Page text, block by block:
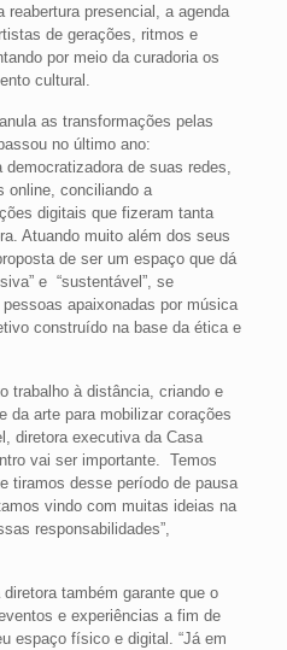
reabertura presencial, a agenda
de gerações, ritmos e
por meio da curadoria os
cultural.
as transformações pelas
no último ano:
de suas redes,
online, conciliando a
digitais que fizeram tanta
Atuando muito além dos seus
de ser um espaço que dá
e “sustentável”, se
apaixonadas por música
construído na base da ética e
trabalho à distância, criando e
da arte para mobilizar corações
diretora executiva da Casa
vai ser importante. Temos
tiramos desse período de pausa
vindo com muitas ideias na
responsabilidades”,
também garante que o
e experiências a fim de
espaço físico e digital. “Já em